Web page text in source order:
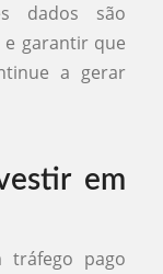
dados são
e garantir que
a gerar
em
pago